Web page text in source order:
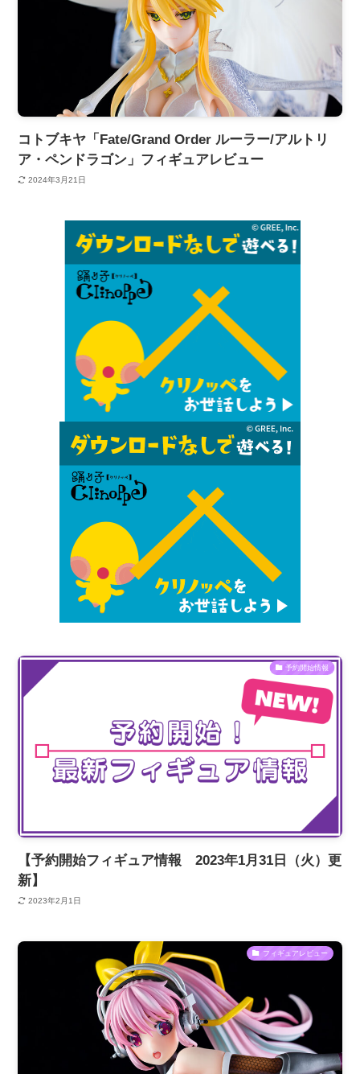
コトブキヤ「Fate/Grand Order ルーラー/アルトリ
ア・ペンドラゴン」フィギュアレビュー
2024年3月21日
予約開始情報
【予約開始フィギュア情報 2023年1月31日（火）更
新】
2023年2月1日
フィギュアレビュー